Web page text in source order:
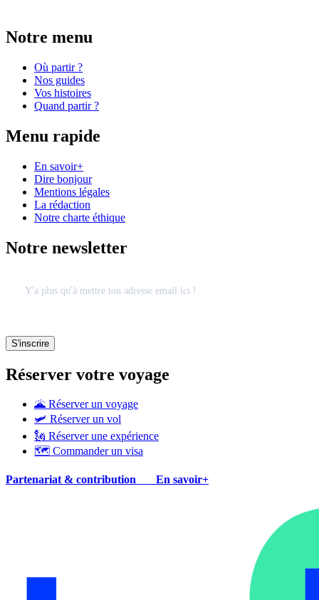
Notre menu
Où partir ?
Nos guides
Vos histoires
Quand partir ?
Menu rapide
En savoir+
Dire bonjour
Mentions légales
La rédaction
Notre charte éthique
Notre newsletter
Réserver votre voyage
🌋 Réserver un voyage
🛩 Réserver un vol
🗽 Réserver une expérience
🗺 Commander un visa
Partenariat & contribution En savoir+